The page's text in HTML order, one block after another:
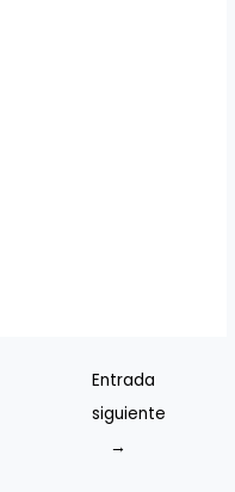
Entrada
siguiente
→